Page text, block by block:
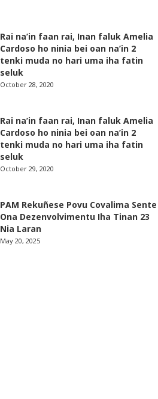
Rai na’in faan rai, Inan faluk Amelia
Cardoso ho ninia bei oan na’in 2
tenki muda no hari uma iha fatin
seluk
October 28, 2020
Rai na’in faan rai, Inan faluk Amelia
Cardoso ho ninia bei oan na’in 2
tenki muda no hari uma iha fatin
seluk
October 29, 2020
PAM Rekuñese Povu Covalima Sente
Ona Dezenvolvimentu Iha Tinan 23
Nia Laran
May 20, 2025